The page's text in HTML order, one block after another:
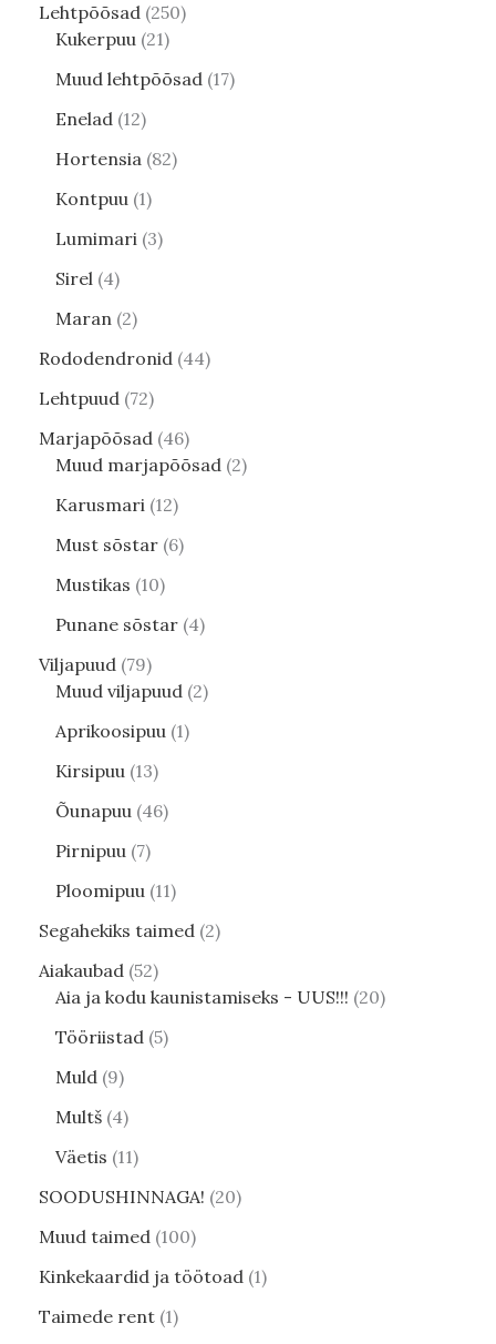
Lehtpõõsad 250
Kukerpuu 21
Muud lehtpõõsad 17
Enelad 12
Hortensia 82
Kontpuu 1
Lumimari 3
Sirel 4
Maran 2
Rododendronid 44
Lehtpuud 72
Marjapõõsad 46
Muud marjapõõsad 2
Karusmari 12
Must sõstar 6
Mustikas 10
Punane sõstar 4
Viljapuud 79
Muud viljapuud 2
Aprikoosipuu 1
Kirsipuu 13
Õunapuu 46
Pirnipuu 7
Ploomipuu 11
Segahekiks taimed 2
Aiakaubad 52
Aia ja kodu kaunistamiseks - UUS!!! 20
Tööriistad 5
Muld 9
Multš 4
Väetis 11
SOODUSHINNAGA! 20
Muud taimed 100
Kinkekaardid ja töötoad 1
Taimede rent 1